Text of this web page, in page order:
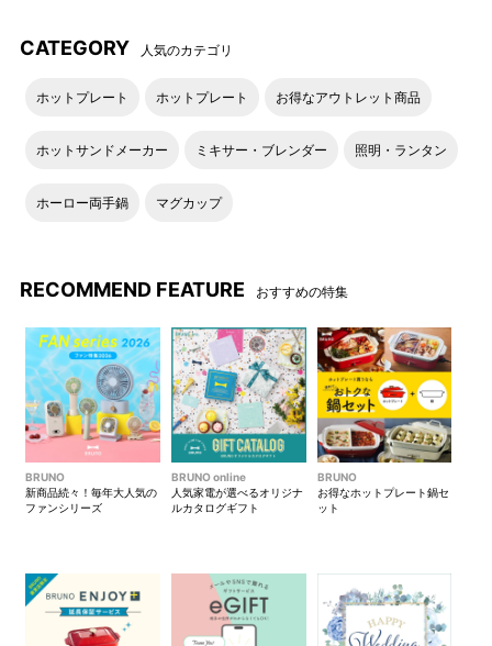
CATEGORY 人気のカテゴリ
ホットプレート ホットプレート お得なアウトレット商品
ホットサンドメーカー ミキサー・ブレンダー 照明・ランタン
ホーロー両手鍋 マグカップ
RECOMMEND FEATURE おすすめの特集
BRUNO
新商品続々！毎年大人気の
ファンシリーズ
BRUNO online
人気家電が選べるオリジナ
ルカタログギフト
BRUNO
お得なホットプレート鍋セ
ット